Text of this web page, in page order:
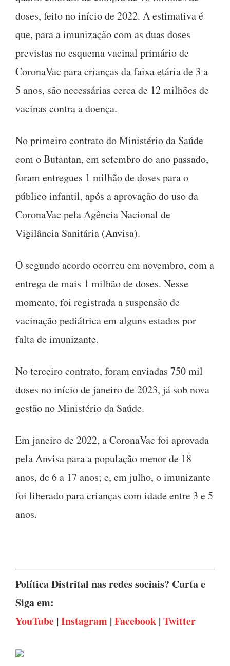
doses, feito no início de 2022. A estimativa é
que, para a imunização com as duas doses
previstas no esquema vacinal primário de
CoronaVac para crianças da faixa etária de 3 a
5 anos, são necessárias cerca de 12 milhões de
vacinas contra a doença.
No primeiro contrato do Ministério da Saúde
com o Butantan, em setembro do ano passado,
foram entregues 1 milhão de doses para o
público infantil, após a aprovação do uso da
CoronaVac pela Agência Nacional de
Vigilância Sanitária (Anvisa).
O segundo acordo ocorreu em novembro, com a
entrega de mais 1 milhão de doses. Nesse
momento, foi registrada a suspensão de
vacinação pediátrica em alguns estados por
falta de imunizante.
No terceiro contrato, foram enviadas 750 mil
doses no início de janeiro de 2023, já sob nova
gestão no Ministério da Saúde.
Em janeiro de 2022, a CoronaVac foi aprovada
pela Anvisa para a população menor de 18
anos, de 6 a 17 anos; e, em julho, o imunizante
foi liberado para crianças com idade entre 3 e 5
anos.
Política Distrital nas redes sociais? Curta e
Siga em:
YouTube | Instagram | Facebook | Twitter